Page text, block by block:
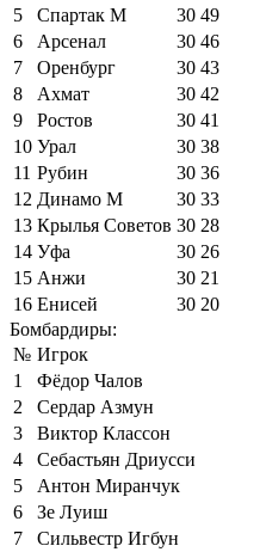
5
Спартак М 30 49
6
Арсенал 30 46
7
Оренбург 30 43
8
Ахмат 30 42
9
Ростов 30 41
10 Урал 30 38
11 Рубин 30 36
12 Динамо М 30 33
13 Крылья Советов 30 28
14 Уфа 30 26
15 Анжи 30 21
16 Енисей 30 20
Бомбардиры:
№ Игрок
1
Фёдор Чалов
2
Сердар Азмун
3
Виктор Классон
4
Себастьян Дриусси
5
Антон Миранчук
6
Зе Луиш
7
Сильвестр Игбун